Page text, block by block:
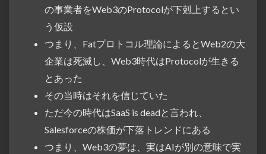
の事業者をWeb3のProtocolが下剋上するとい
う仮設
つまり、Fatプロトコル理論によるとWeb2の大
企業は死滅し、Web3時代はProtocolが生きる
とあった
その当時はそれを信じていた
ただ今の時代はSaaS is deadと言われ、
Salesforceの株価が下落トレンドにある
つまり、Web3の夢は、実はAIが別の意味で実